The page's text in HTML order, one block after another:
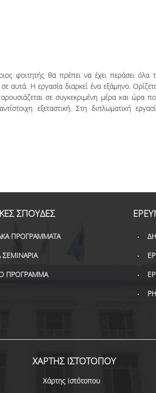
φοιτητής θα πρέπει να έχει περάσει όλα
αυτά. Η εργασία διαρκεί ένα εξάμηνο.
σε συγκεκριμένη μέρα και ώρα
εξεταστική. Στη διπλωματική
ΠΕΡΙΣΣΟΤΕΡΑ
ΣΠΟΥΔΕΣ
ΠΡΟΓΡΑΜΜΑΤΑ
ΣΕΜΙΝΑΡΙΑ
ΠΡΟΓΡΑΜΜΑ
ΧΑΡΤΗΣ ΙΣΤΟΤΟΠΟΥ
Χάρτης Ιστότοπου